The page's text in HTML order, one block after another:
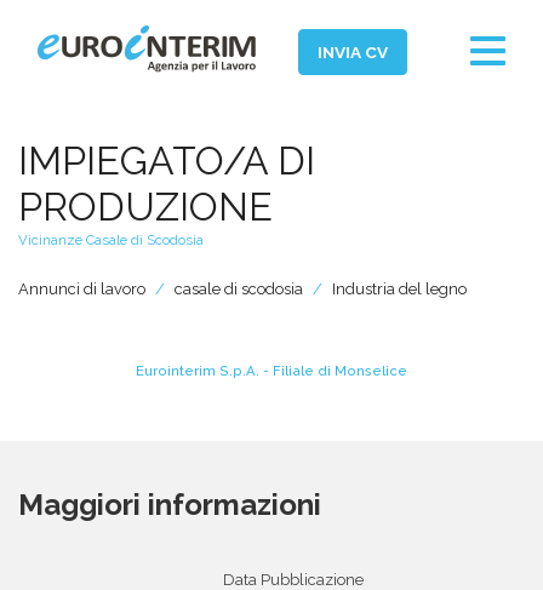
INVIA CV
Toggle
Chi Siamo
Aziende
Persone
Lavora con noi
IMPIEGATO/A DI
PRODUZIONE
Vicinanze Casale di Scodosia
Annunci di lavoro casale di scodosia Industria del legno
Eurointerim S.p.A. - Filiale di Monselice
Maggiori informazioni
Data Pubblicazione